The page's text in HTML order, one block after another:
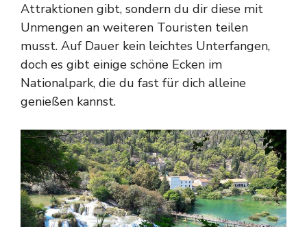
Attraktionen gibt, sondern du dir diese mit
Unmengen an weiteren Touristen teilen
musst. Auf Dauer kein leichtes Unterfangen,
doch es gibt einige schöne Ecken im
Nationalpark, die du fast für dich alleine
genießen kannst.